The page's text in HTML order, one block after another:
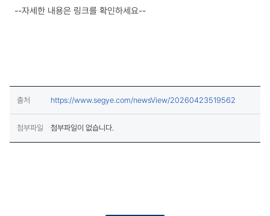
--자세한 내용은 링크를 확인하세요--
출처 https://www.segye.com/newsView/20260423519562
첨부파일 첨부파일이 없습니다.